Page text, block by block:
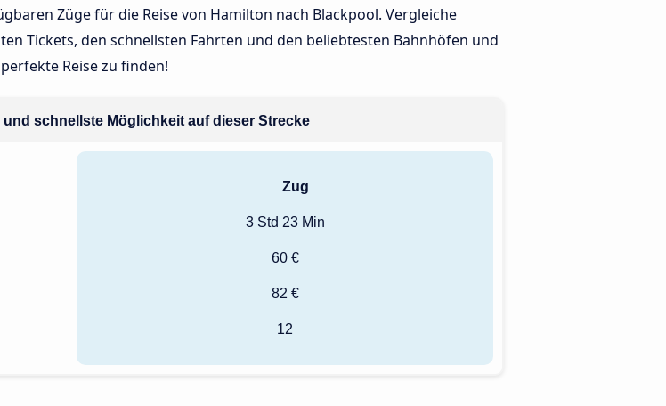
Züge für die Reise von Hamilton nach Blackpool. Vergleiche
Tickets, den schnellsten Fahrten und den beliebtesten Bahnhöfen und
Reise zu finden!
schnellste Möglichkeit auf dieser Strecke
Zug
3 Std 23 Min
60 €
82 €
12